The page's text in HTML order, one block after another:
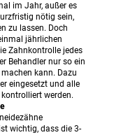
im Jahr, außer es
nötig sein,
zu lassen. Doch
jährlichen
Zahnkontrolle jedes
Behandler nur so ein
kann. Dazu
eingesetzt und alle
werden.
wichtig, dass die 3-